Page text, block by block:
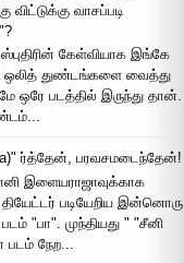
விட்டுக்கு வாசப்படி
கேள்வியாக இங்கே
ஒலித் துண்டங்களை வைத்து
ஒரே படத்தில் இருந்து தான்.
ர்த்தேன், பரவசமடைந்தேன்!
இளையராஜாவுக்காக
தியேட்டர் படியேறிய இன்னொரு
"பா". முந்தியது " "சீனி
படம் நேற...